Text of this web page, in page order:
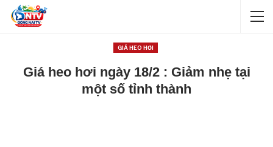
GIÁ HEO HƠI
Giá heo hơi ngày 18/2 : Giảm nhẹ tại
một số tỉnh thành